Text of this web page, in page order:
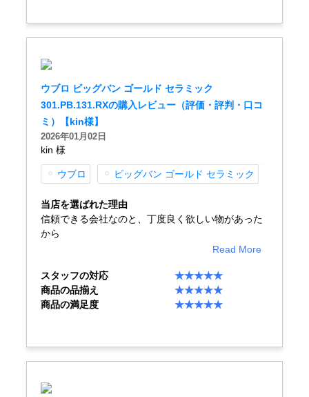
新宿店 大阪心斎橋店
買取サロン
GINZA RASIN公式ブログ
WEBマガジン
SNS・動画
ウブロ ビッグバン ゴールド セラミック
301.PB.131.RXの購入レビュー（評価・評判・口コ
ミ）【kin様】
2026年01月02日
kin 様
ウブロ ビッグバン ゴールド セラミック
当店を選ばれた理由
信頼できる会社なのと、丁度良く欲しい物があった
から
Read More
スタッフの対応
★★★★★
商品の品揃え
★★★★★
商品の満足度
★★★★★